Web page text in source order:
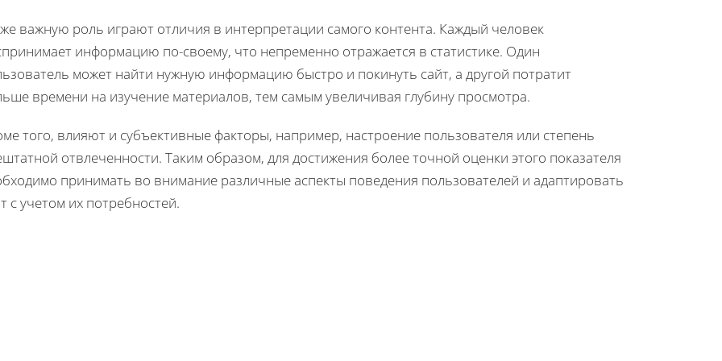
важную роль играют отличия в интерпретации самого контента. Каждый человек
информацию по-своему, что непременно отражается в статистике. Один
может найти нужную информацию быстро и покинуть сайт, а другой потратит
времени на изучение материалов, тем самым увеличивая глубину просмотра.
того, влияют и субъективные факторы, например, настроение пользователя или степень
отвлеченности. Таким образом, для достижения более точной оценки этого показателя
принимать во внимание различные аспекты поведения пользователей и адаптировать
с учетом их потребностей.